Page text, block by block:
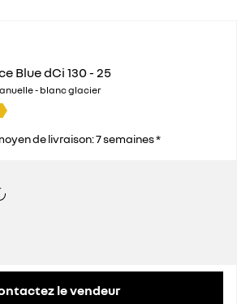
Blue dCi 130 - 25
- blanc glacier
de livraison: 7 semaines *
le vendeur